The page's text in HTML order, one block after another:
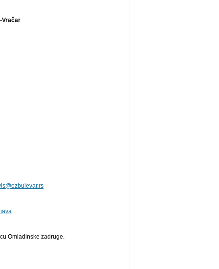
Vračar
Omladinske zadruge.